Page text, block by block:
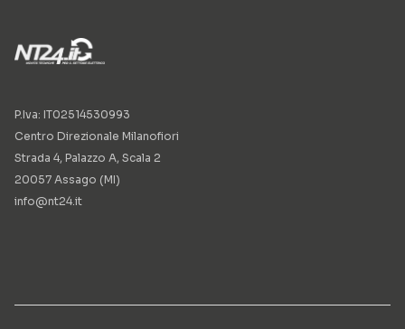
P.Iva: IT02514530993
Centro Direzionale Milanofiori
Strada 4, Palazzo A, Scala 2
20057 Assago (MI)
info@nt24.it